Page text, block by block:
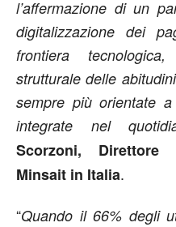
l’affermazione di un
digitalizzazione dei
frontiera
strutturale delle
sempre più orientate
integrate nel
Scorzoni,
Minsait in Italia.
“Quando il 66% degli